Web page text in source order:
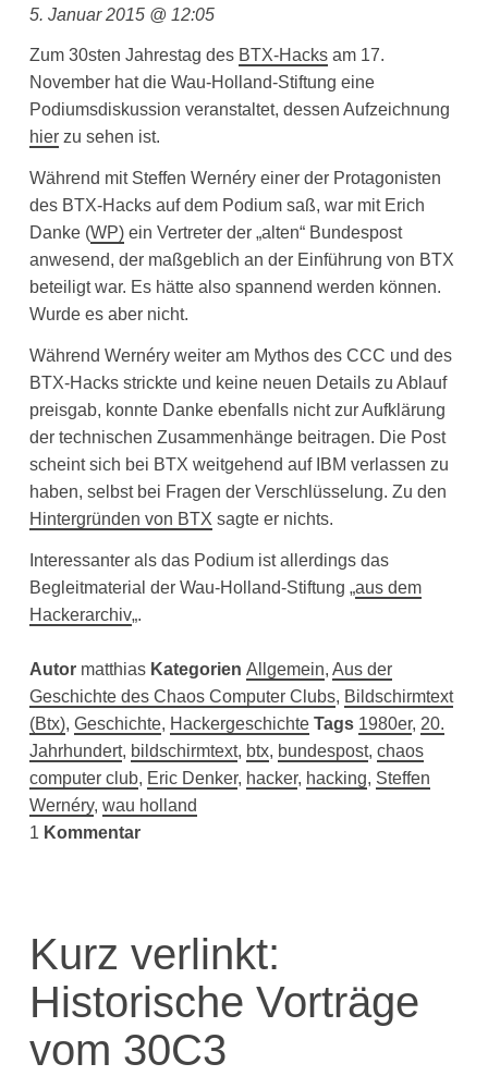
5. Januar 2015 @ 12:05
Zum 30sten Jahrestag des BTX-Hacksam 17.
November hat die Wau-Holland-Stiftung eine
Podiumsdiskussion veranstaltet, dessen Aufzeichnung
hierzu sehen ist.
Während mit Steffen Wernéry einer der Protagonisten
des BTX-Hacks auf dem Podium saß, war mit Erich
Danke (WP)ein Vertreter der „alten“ Bundespost
anwesend, der maßgeblich an der Einführung von BTX
beteiligt war. Es hätte also spannend werden können.
Wurde es aber nicht.
Während Wernéry weiter am Mythos des CCC und des
BTX-Hacks strickte und keine neuen Details zu Ablauf
preisgab, konnte Danke ebenfalls nicht zur Aufklärung
der technischen Zusammenhänge beitragen. Die Post
scheint sich bei BTX weitgehend auf IBM verlassen zu
haben, selbst bei Fragen der Verschlüsselung. Zu den
Hintergründen von BTX sagte er nichts.
Interessanter als das Podium ist allerdings das
Begleitmaterial der Wau-Holland-Stiftung „aus dem
Hackerarchiv„.
Autor matthias Kategorien Allgemein, Aus der
Geschichte des Chaos Computer Clubs, Bildschirmtext
(Btx), Geschichte, Hackergeschichte Tags 1980er, 20.
Jahrhundert, bildschirmtext, btx, bundespost, chaos
computer club, Eric Denker, hacker, hacking, Steffen
Wernéry, wau holland
1 Kommentar
Kurz verlinkt:
Historische Vorträge
vom 30C3